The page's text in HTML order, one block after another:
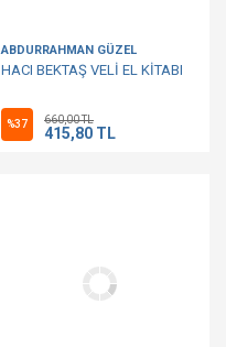
ABDURRAHMAN GÜZEL
HACI BEKTAŞ VELİ EL KİTABI
%37 660,00 TL
415,80 TL